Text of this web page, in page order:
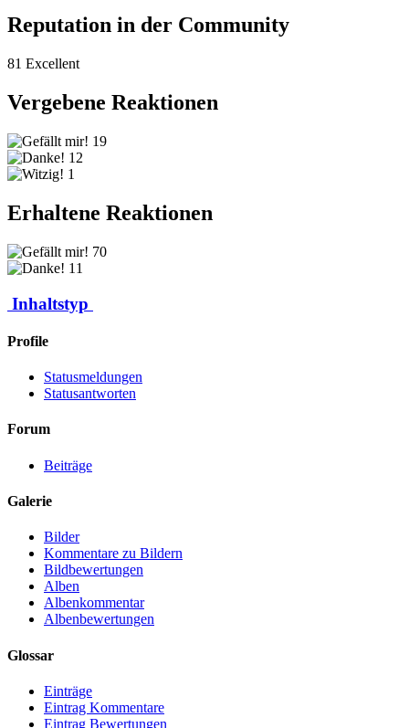
Reputation in der Community
81 Excellent
Vergebene Reaktionen
19
12
1
Erhaltene Reaktionen
70
11
Inhaltstyp
Profile
Statusmeldungen
Statusantworten
Forum
Beiträge
Galerie
Bilder
Kommentare zu Bildern
Bildbewertungen
Alben
Albenkommentar
Albenbewertungen
Glossar
Einträge
Eintrag Kommentare
Eintrag Bewertungen